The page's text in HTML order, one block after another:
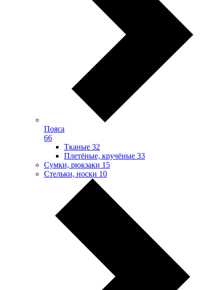
Пояса
66
Тканые 32
Плетёные, кручёные 33
Сумки, рюкзаки 15
Стельки, носки 10